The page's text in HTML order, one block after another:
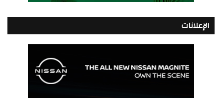
الإعلانات